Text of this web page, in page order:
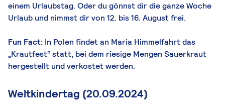
einem Urlaubstag. Oder du gönnst dir die ganze Woche
Urlaub und nimmst dir von 12. bis 16. August frei.
Fun Fact: In Polen findet an Maria Himmelfahrt das
„Krautfest“ statt, bei dem riesige Mengen Sauerkraut
hergestellt und verkostet werden.
Weltkindertag (20.09.2024)